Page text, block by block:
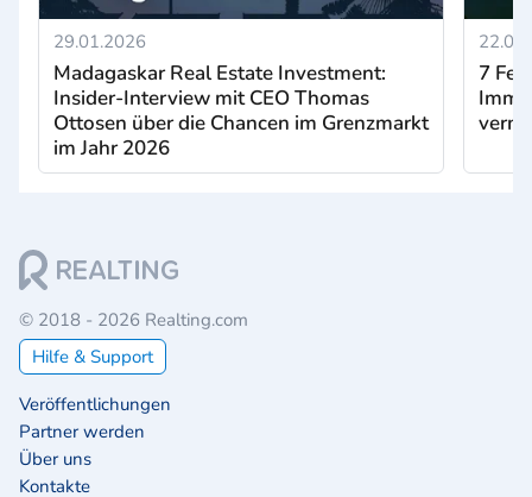
29.01.2026
Madagaskar Real Estate Investment:
Insider-Interview mit CEO Thomas
Ottosen über die Chancen im Grenzmarkt
im Jahr 2026
7
© 2018 - 2026 Realting.com
Hilfe & Support
Veröffentlichungen
Partner werden
Über uns
Kontakte